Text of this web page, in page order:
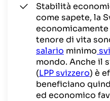
Stabilità
come sapete, la
tenore di vita
salario minimo
mondo. Anche il
(LPP svizzero) è
beneficiano
ed economico